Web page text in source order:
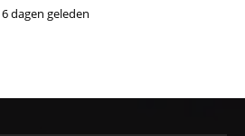
6 dagen geleden